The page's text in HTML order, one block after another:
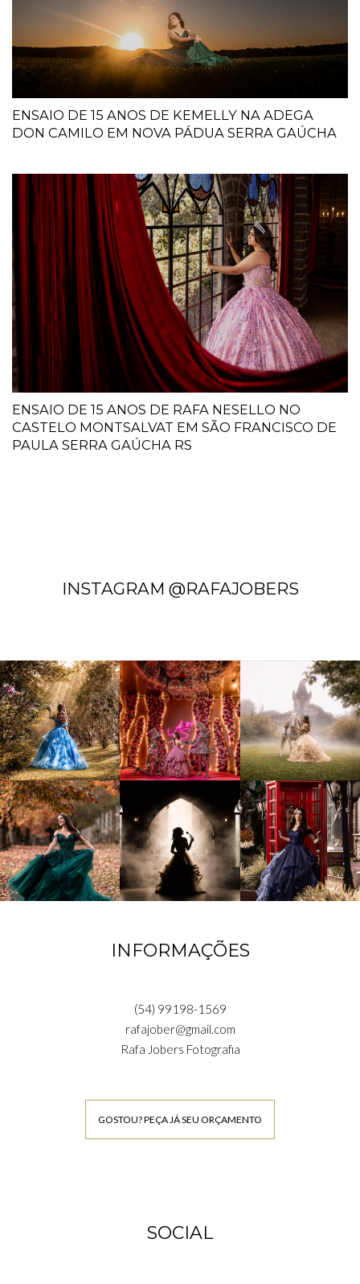
ENSAIO DE 15 ANOS DE KEMELLY NA ADEGA
DON CAMILO EM NOVA PÁDUA SERRA GAÚCHA
ENSAIO DE 15 ANOS DE RAFA NESELLO NO
CASTELO MONTSALVAT EM SÃO FRANCISCO DE
PAULA SERRA GAÚCHA RS
INSTAGRAM @RAFAJOBERS
INFORMAÇÕES
(54) 99198-1569
rafajober@gmail.com
Rafa Jobers Fotografia
GOSTOU? PEÇA JÁ SEU ORÇAMENTO
SOCIAL